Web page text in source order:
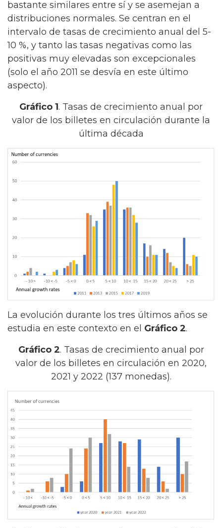
bastante similares entre sí y se asemejan a
distribuciones normales. Se centran en el
intervalo de tasas de crecimiento anual del 5-
10 %, y tanto las tasas negativas como las
positivas muy elevadas son excepcionales
(solo el año 2011 se desvía en este último
aspecto).
Gráfico 1. Tasas de crecimiento anual por
valor de los billetes en circulación durante la
última década
La evolución durante los tres últimos años se
estudia en este contexto en el Gráfico 2.
Gráfico 2. Tasas de crecimiento anual por
valor de los billetes en circulación en 2020,
2021 y 2022 (137 monedas).